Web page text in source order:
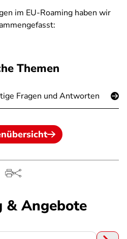
im EU-Roaming haben wir
Themen
Fragen und Antworten
& Angebote